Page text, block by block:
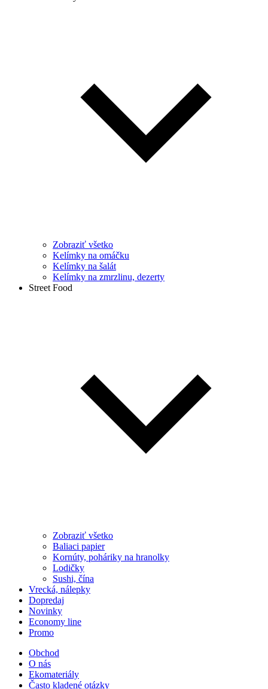
Zobraziť všetko
Kelímky na omáčku
Kelímky na šalát
Kelímky na zmrzlinu, dezerty
Street Food
Zobraziť všetko
Baliaci papier
Kornúty, poháriky na hranolky
Lodičky
Sushi, čína
Vrecká, nálepky
Dopredaj
Novinky
Economy line
Promo
Obchod
O nás
Ekomateriály
Často kladené otázky